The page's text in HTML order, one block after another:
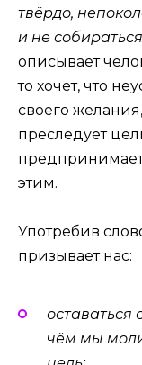
твёрдо,
и не
описывает
то хочет, что
своего
преследует
предпринимает
этим.
Употребив
призывает нас:
оставаться
чём мы